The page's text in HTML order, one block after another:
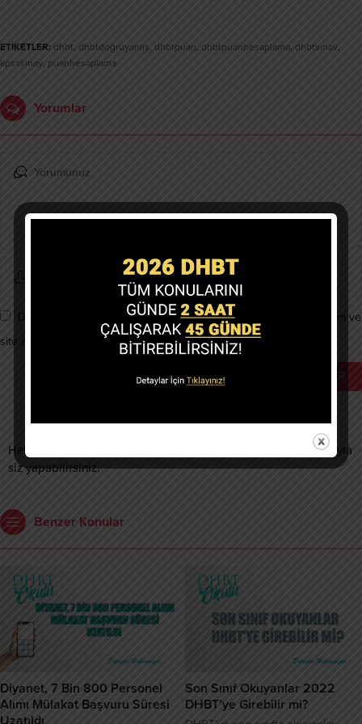
ETİKETLER: dhbt, dhbtdoğruyanlış, dhbtpuan, dhbtpuanhesaplama, dhbtsınav,
kpsssınav, puanhesaplama
Yorumlar
Daha sonraki yorumlarımda kullanılması için adım, e-posta adresim ve
site adresim bu tarayıcıya kaydedilsin.
Henüz yorum yapılmamış. İlk yorumu yukarıdaki form aracılığıyla
siz yapabilirsiniz.
Benzer Konular
Diyanet, 7 Bin 800 Personel
Alımı Mülakat Başvuru Süresi
Uzatıldı
Son Sınıf Okuyanlar 2022
DHBT’ye Girebilir mi?